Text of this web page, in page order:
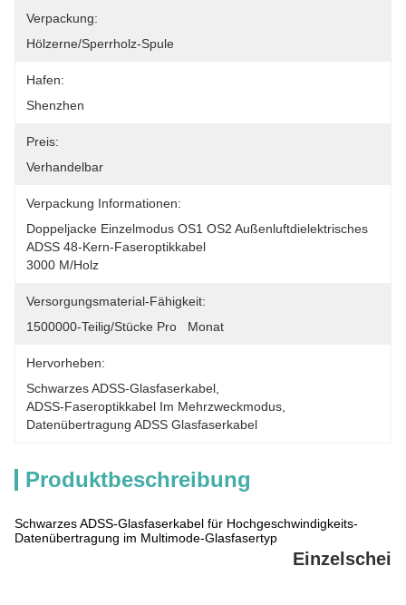
Verpackung:
Hölzerne/Sperrholz-Spule
Hafen:
Shenzhen
Preis:
Verhandelbar
Verpackung Informationen:
Doppeljacke Einzelmodus OS1 OS2 Außenluftdielektrisches
ADSS 48-Kern-Faseroptikkabel
3000 M/Holz
Versorgungsmaterial-Fähigkeit:
1500000-Teilig/Stücke Pro   Monat
Hervorheben:
Schwarzes ADSS-Glasfaserkabel
ADSS-Faseroptikkabel Im Mehrzweckmodus
Datenübertragung ADSS Glasfaserkabel
Produktbeschreibung
Schwarzes ADSS-Glasfaserkabel für Hochgeschwindigkeits-
Datenübertragung im Multimode-Glasfasertyp